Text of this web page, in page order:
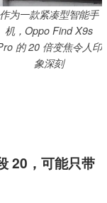
作为一款紧凑型智能手
机，Oppo Find X9s
的 20 倍变焦令人印
象深刻
20，可能只带